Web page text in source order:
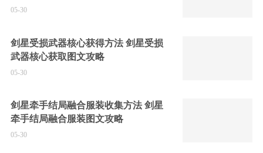
05-30
剑星受损武器核心获得方法 剑星受损
武器核心获取图文攻略
05-30
剑星牵手结局融合服装收集方法 剑星
牵手结局融合服装图文攻略
05-30